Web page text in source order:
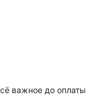
важное до оплаты